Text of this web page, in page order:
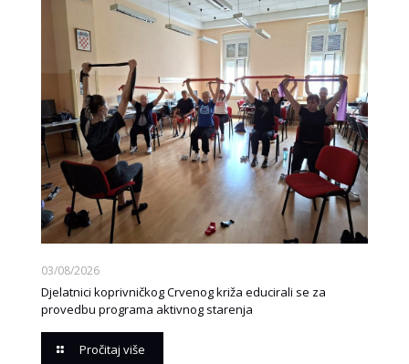
03/08/2026
Djelatnici koprivničkog Crvenog križa educirali se za
provedbu programa aktivnog starenja
Pročitaj više